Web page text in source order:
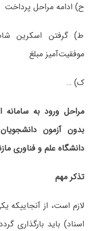
ح) ادامه مراحل پرداخت
ط) گرفتن اسکرین
موفقیت‌آمیز مبلغ
ک) …
دانشگاه علم و فناوری
تذکر مهم
لازم است، از آنجاییکه
اسناد) باید بارگذاری